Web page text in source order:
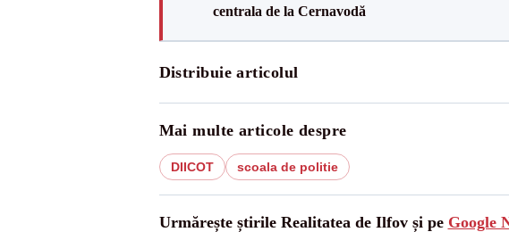
centrala de la Cernavodă
Distribuie articolul
Mai multe articole despre
DIICOT scoala de politie
Urmărește știrile Realitatea de Ilfov și pe Google